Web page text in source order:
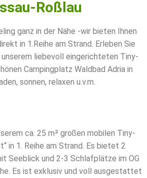
Roßlau
ganz in der Nähe -wir bieten Ihnen
in 1.Reihe am Strand. Erleben Sie
unserem liebevoll eingerichteten Tiny-
Campingplatz Waldbad Adria in
sonnen, relaxen u.v.m.
ca. 25 m² großen mobilen Tiny-
in 1. Reihe am Strand. Es bietet 2
Seeblick und 2-3 Schlafplätze im OG
Es ist exklusiv und voll ausgestattet